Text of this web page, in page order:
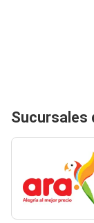
Sucursales